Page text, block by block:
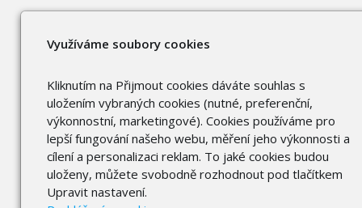
Využíváme soubory cookies
Kliknutím na Přijmout cookies dáváte souhlas s
uložením vybraných cookies (nutné, preferenční,
výkonnostní, marketingové). Cookies používáme pro
lepší fungování našeho webu, měření jeho výkonnosti a
cílení a personalizaci reklam. To jaké cookies budou
uloženy, můžete svobodně rozhodnout pod tlačítkem
Upravit nastavení.